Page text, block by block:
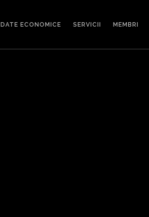
DATE ECONOMICE SERVICII MEMBRI